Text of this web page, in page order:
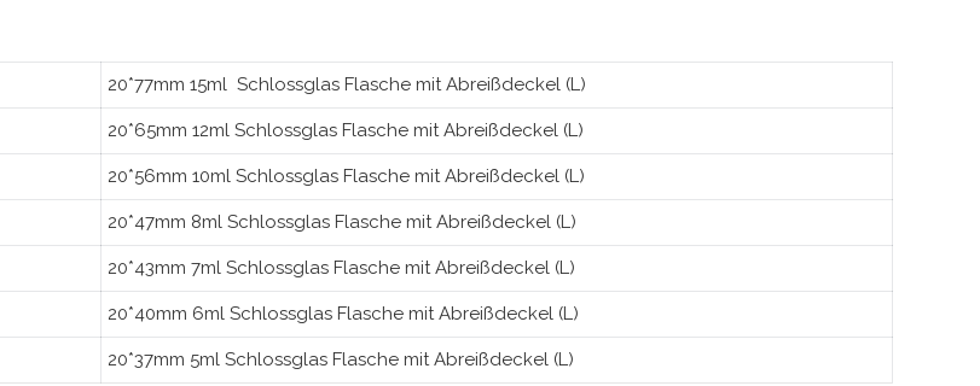
20*77mm 15ml Schlossglas Flasche mit Abreißdeckel (L)
20*65mm 12ml Schlossglas Flasche mit Abreißdeckel (L)
20*56mm 10ml Schlossglas Flasche mit Abreißdeckel (L)
20*47mm 8ml Schlossglas Flasche mit Abreißdeckel (L)
20*43mm 7ml Schlossglas Flasche mit Abreißdeckel (L)
20*40mm 6ml Schlossglas Flasche mit Abreißdeckel (L)
20*37mm 5ml Schlossglas Flasche mit Abreißdeckel (L)